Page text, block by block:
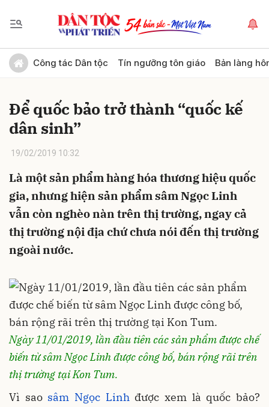
Công tác Dân tộc Tín ngưỡng tôn giáo Bản làng
Để quốc bảo trở thành “quốc kế
dân sinh”
19/02/2019 10:32
Là một sản phẩm hàng hóa thương hiệu quốc
gia, nhưng hiện sản phẩm sâm Ngọc Linh
vẫn còn nghèo nàn trên thị trường, ngay cả
thị trường nội địa chứ chưa nói đến thị trường
ngoài nước.
Ngày 11/01/2019, lần đầu tiên các sản phẩm được chế
biến từ sâm Ngọc Linh được công bố, bán rộng rãi trên
thị trường tại Kon Tum.
Vì sao sâm Ngọc Linhđược xem là quốc bảo?
Gửi bình luận
Hủy Gửi